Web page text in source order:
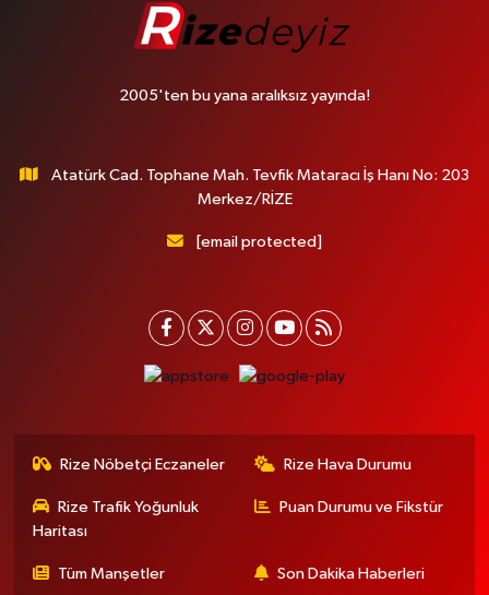
2005'ten bu yana aralıksız yayında!
Atatürk Cad. Tophane Mah. Tevfik Mataracı İş Hanı No: 203
Merkez/RİZE
[email protected]
Rize Nöbetçi Eczaneler Rize Hava Durumu
Rize Trafik Yoğunluk
Haritası
Puan Durumu ve Fikstür
Tüm Manşetler Son Dakika Haberleri